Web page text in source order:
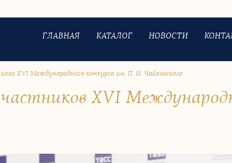
ГЛАВНАЯ КАТАЛОГ НОВОСТИ
XVI Международного конкурса им. П. И. Чайковского
XVI